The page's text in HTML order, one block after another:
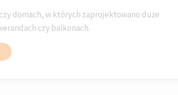
domach, w których zaprojektowano duże
czy balkonach.